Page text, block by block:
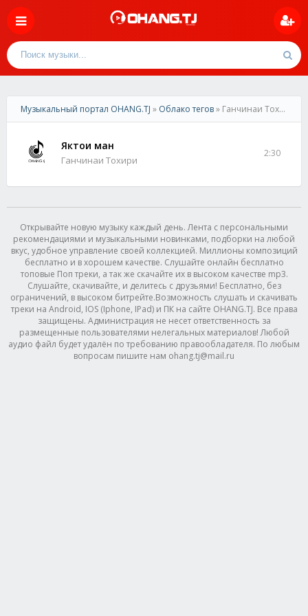
Музыкальный портал OHANG.TJ » Облако тегов» Ганчинаи Тохири
Яктои ман
Ганчинаи Тохири
2:30
Открывайте новую музыку каждый день. Лента с персональными
рекомендациями и музыкальными новинками, подборки на любой
вкус, удобное управление своей коллекцией. Миллионы композиций
бесплатно и в хорошем качестве. Слушайте онлайн бесплатно
топовые Поп треки, а так же скачайте их в высоком качестве mp3.
Слушайте, скачивайте, и делитесь с друзьями! Бесплатно, без
ограничений, в высоком битрейте.Возможность слушать и скачивать
треки на Android, IOS (Iphone, IPad) и ПК на сайте OHANG.TJ. Все права
защищены. Администрация не несет ответственность за
размещенные пользователями нелегальных материалов! Любой
аудио файл будет удалён по требованию правообладателя. По любым
вопросам пишите нам ohang.tj@mail.ru